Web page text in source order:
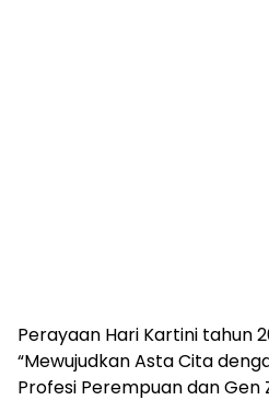
Perayaan Hari Kartini tahun
“Mewujudkan Asta Cita
Profesi Perempuan dan Gen